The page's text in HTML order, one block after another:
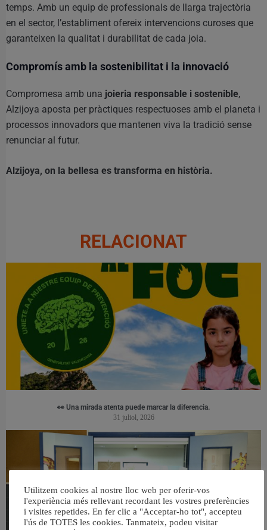
temps. Amb un equip de professionals de llarga trajectòria
en el sector, l’establiment ofereix intervencions curoses que
garanteixen la qualitat i durabilitat de cada joia.
Compromís amb la sostenibilitat i la innovació
Compromesa amb una joieria responsable i sostenible,
Alzijoya aposta per pràctiques respectuoses amb el planeta i
processos innovadors que mantenen viva la tradició sense
renunciar al futur.
Alzijoya, on la bellesa es transforma en història.
RELACIONAT
👀 Una mirada atenta puede marcar la diferencia.
31 juliol, 2026
Utilitzem cookies al nostre lloc web per oferir-vos
l'experiència més rellevant recordant les vostres preferències
i visites repetides. En fer clic a "Acceptar-ho tot", accepteu
l'ús de TOTES les cookies. Tanmateix, podeu visitar